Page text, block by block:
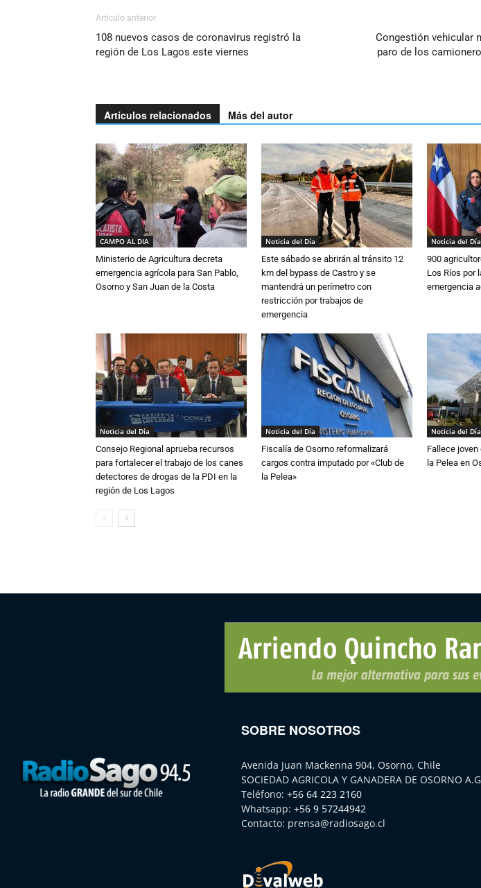
Artículo anterior
108 nuevos casos de coronavirus registró la
región de Los Lagos este viernes
Congestión vehicular
paro de los
Artículos relacionados Más del autor
CAMPO AL DIA
Ministerio de Agricultura decreta
emergencia agrícola para San Pablo,
Osorno y San Juan de la Costa
Noticia del Día
Este sábado se abrirán al tránsito 12
km del bypass de Castro y se
mantendrá un perímetro con
restricción por trabajos de
emergencia
Noticia del Día
900
Los Ríos por
emergencia
Noticia del Día
Consejo Regional aprueba recursos
para fortalecer el trabajo de los canes
detectores de drogas de la PDI en la
región de Los Lagos
Noticia del Día
Fiscalía de Osorno reformalizará
cargos contra imputado por «Club de
la Pelea»
Noticia del Día
Fallece joven
la Pelea en
SOBRE NOSOTROS
Avenida Juan Mackenna 904, Osorno, Chile
SOCIEDAD AGRICOLA Y GANADERA DE OSORNO
Teléfono: +56 64 223 2160
Whatsapp: +56 9 57244942
Contacto: prensa@radiosago.cl